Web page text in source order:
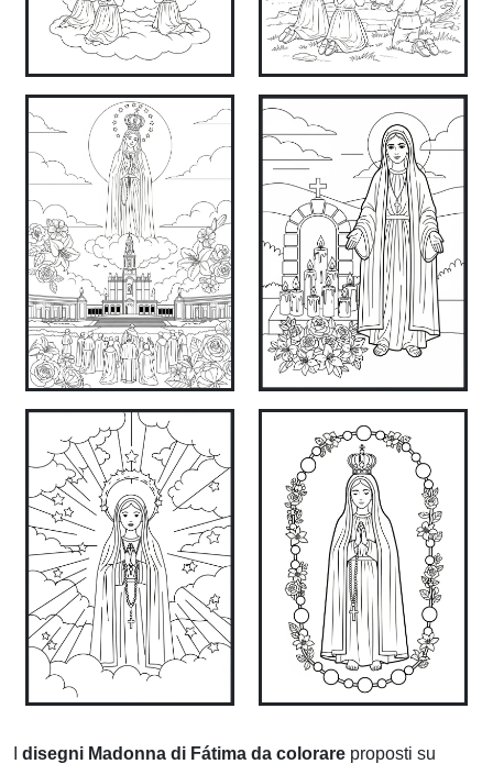
disegni Madonna di Fátima da colorare proposti su